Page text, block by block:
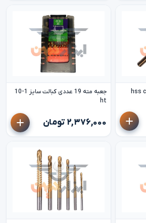
جعبه مته 19 عددی کبالت سایز 1-10
ht
۲,۳۷۶,۰۰۰ تومان